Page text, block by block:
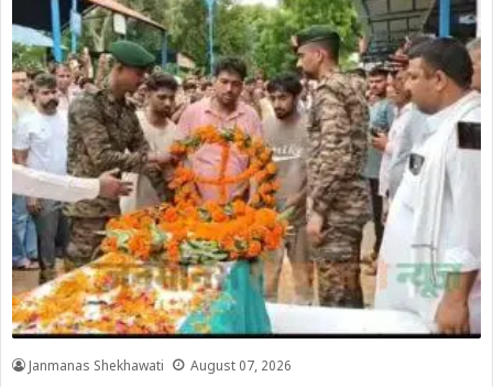
Janmanas Shekhawati August 07, 2026